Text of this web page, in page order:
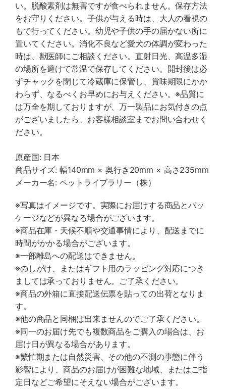
い。脱酸素剤は無害ですが食べられません。保存方法
をお守りください。子供が与える時は、大人の看視の
もで行ってください。幼児や子供の手の届かない所に
置いてください。消化不良など愛犬の体調が変わった
時は、獣医師にご相談ください。直射日光、高温多湿
の場所を避けて常温で保存してください。開封後は必
ずチャックを閉じて冷蔵庫に保管し、賞味期限にかか
わらず、なるべくお早めにお与えください。※品質に
は万全を期しておりますが、万一製品にお気付きの点
がございましたら、お客様相談室までお問い合わせく
ださい。
原産国: 日本
商品サイズ: 幅140mm × 奥行き20mm × 高さ235mm
メーカー名: ペットライブラリー（株）
※写真はイメージです。実際にお届けする商品とパッ
ケージなどが異なる場合がございます。
※商品在庫・天候不順や交通事情により、配送までに
時間がかかる場合がございます。
※一部離島への配送はできません。
※のしがけ、またはギフト用のラッピング対応につき
ましては承っておりません。ご了承ください。
※商品の外箱に直接配送伝票を貼っての出荷となりま
す。
※他の商品と同梱は出来ませんのでご了承ください。
※同一のお届け先でも複数商品をご購入の場合は、お
届け日が異なる場合があります。
※繁忙期または自然災害、その他の不測の事態に伴う
影響により、商品のお届けが困難な地域、またはご指
定日などご希望にそえない場合がございます。